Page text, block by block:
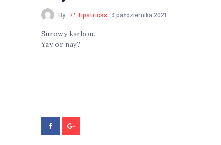
By Tipstricks 3 października 2021
Surowy karbon.
Yay or nay?